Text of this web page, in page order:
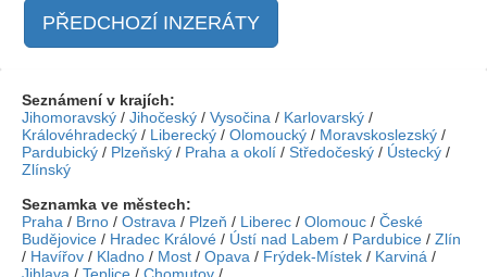
PŘEDCHOZÍ INZERÁTY
Seznámení v krajích:
Jihomoravský / Jihočeský / Vysočina / Karlovarský /
Královéhradecký / Liberecký / Olomoucký / Moravskoslezský /
Pardubický / Plzeňský / Praha a okolí / Středočeský / Ústecký /
Zlínský
Seznamka ve městech:
Praha / Brno / Ostrava / Plzeň / Liberec / Olomouc / České
Budějovice / Hradec Králové / Ústí nad Labem / Pardubice / Zlín
/ Havířov / Kladno / Most / Opava / Frýdek-Místek / Karviná /